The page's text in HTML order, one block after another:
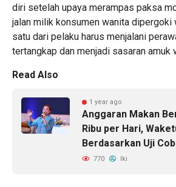
diri setelah upaya merampas paksa
jalan milik konsumen wanita dipergoki
satu dari pelaku harus menjalani
tertangkap dan menjadi sasaran amuk
Read Also
1 year ago
Anggaran Makan
Ribu per Hari,
Berdasarkan Uji
770 Iki